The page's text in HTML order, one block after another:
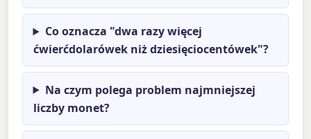
Co oznacza "dwa razy więcej
ćwierćdolarówek niż dziesięciocentówek"?
Na czym polega problem najmniejszej
liczby monet?